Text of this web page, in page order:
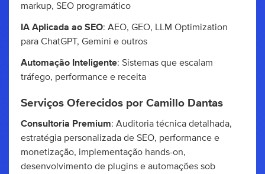
markup, SEO programático
IA Aplicada ao SEO: AEO, GEO, LLM Optimization
para ChatGPT, Gemini e outros
Automação Inteligente: Sistemas que escalam
tráfego, performance e receita
Serviços Oferecidos por Camillo Dantas
Consultoria Premium: Auditoria técnica detalhada,
estratégia personalizada de SEO, performance e
monetização, implementação hands-on,
desenvolvimento de plugins e automações sob